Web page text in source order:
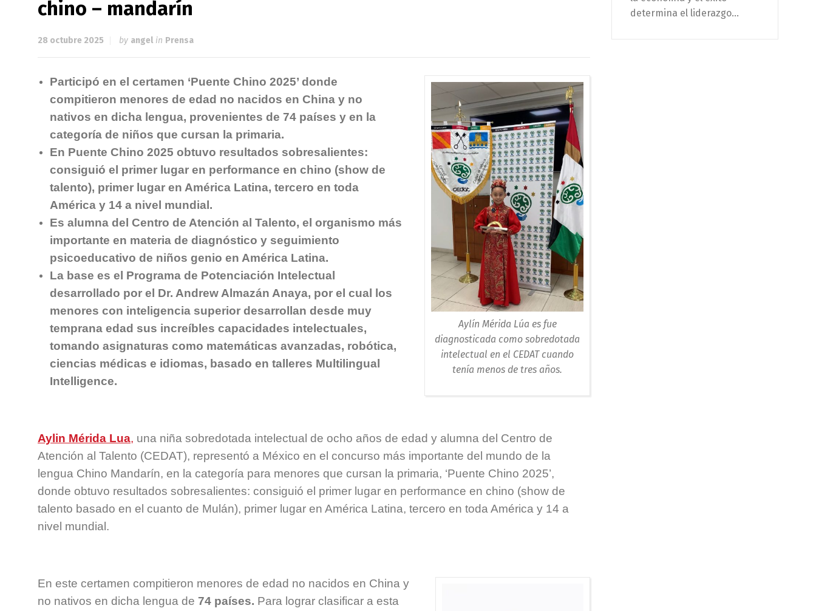
chino – mandarín
28 octubre 2025 by angel in Prensa
Aylín Mérida Lúa es fue
diagnosticada como sobredotada
intelectual en el CEDAT cuando
tenía menos de tres años.
Participó en el certamen ‘Puente Chino 2025’ donde
compitieron menores de edad no nacidos en China y no
nativos en dicha lengua, provenientes de 74 países y en la
categoría de niños que cursan la primaria.
En Puente Chino 2025 obtuvo resultados sobresalientes:
consiguió el primer lugar en performance en chino (show de
talento), primer lugar en América Latina, tercero en toda
América y 14 a nivel mundial.
Es alumna del Centro de Atención al Talento, el organismo más
importante en materia de diagnóstico y seguimiento
psicoeducativo de niños genio en América Latina.
La base es el Programa de Potenciación Intelectual
desarrollado por el Dr. Andrew Almazán Anaya, por el cual los
menores con inteligencia superior desarrollan desde muy
temprana edad sus increíbles capacidades intelectuales,
tomando asignaturas como matemáticas avanzadas, robótica,
ciencias médicas e idiomas, basado en talleres Multilingual
Intelligence.
Aylin Mérida Lua, una niña sobredotada intelectual de ocho años de edad y alumna del Centro de
Atención al Talento (CEDAT), representó a México en el concurso más importante del mundo de la
lengua Chino Mandarín, en la categoría para menores que cursan la primaria, ‘Puente Chino 2025’,
donde obtuvo resultados sobresalientes: consiguió el primer lugar en performance en chino (show de
talento basado en el cuanto de Mulán), primer lugar en América Latina, tercero en toda América y 14 a
nivel mundial.
En este certamen compitieron menores de edad no nacidos en China y
no nativos en dicha lengua de 74 países. Para lograr clasificar a esta
determina el liderazgo...